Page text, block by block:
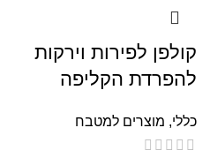
קולפן לפירות וירקות
להפרדת הקליפה
כללי, מוצרים למטבח